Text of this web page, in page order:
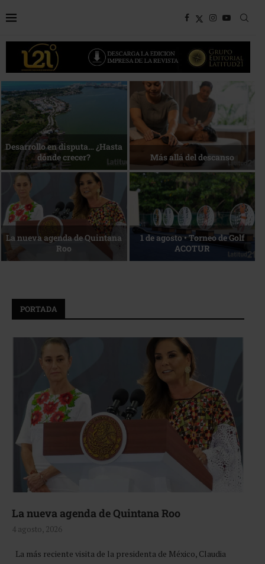
Bottega, un viaje servido a la
mesa
Energía que Impulsa la
competitividad
Reconocimiento de viajeros La esencia del servicio
PORTADA
La nueva agenda de Quintana Roo
4 agosto, 2026
La más reciente visita de la presidenta de México, Claudia